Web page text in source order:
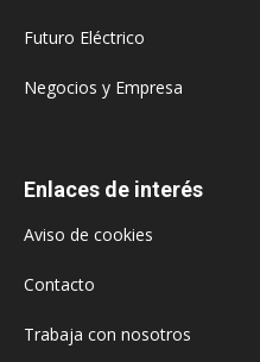
Futuro Eléctrico
Negocios y Empresa
Enlaces de interés
Aviso de cookies
Contacto
Trabaja con nosotros